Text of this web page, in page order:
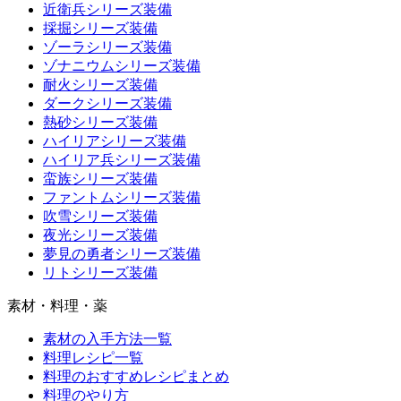
近衛兵シリーズ装備
採掘シリーズ装備
ゾーラシリーズ装備
ゾナニウムシリーズ装備
耐火シリーズ装備
ダークシリーズ装備
熱砂シリーズ装備
ハイリアシリーズ装備
ハイリア兵シリーズ装備
蛮族シリーズ装備
ファントムシリーズ装備
吹雪シリーズ装備
夜光シリーズ装備
夢見の勇者シリーズ装備
リトシリーズ装備
素材・料理・薬
素材の入手方法一覧
料理レシピ一覧
料理のおすすめレシピまとめ
料理のやり方